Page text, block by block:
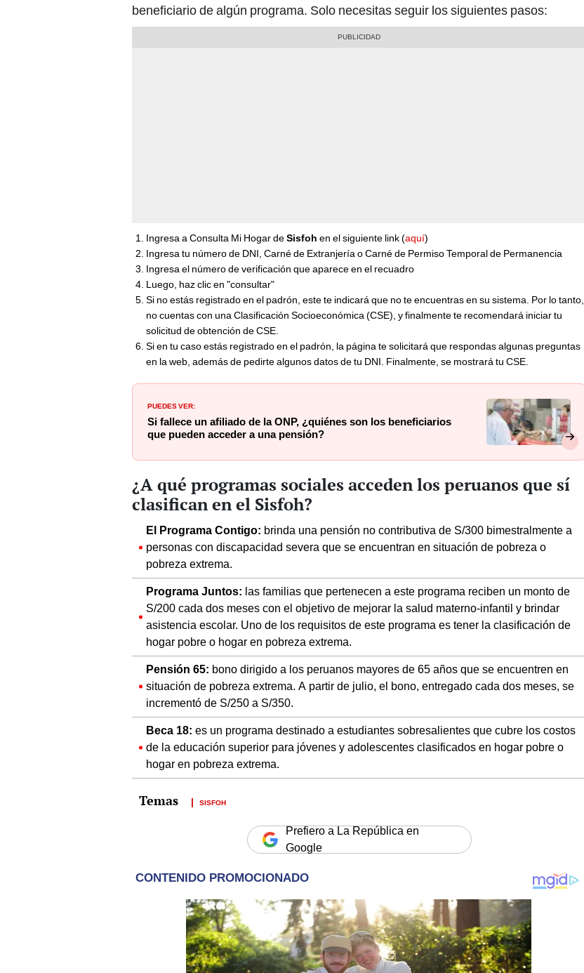
beneficiario de algún programa. Solo necesitas seguir los siguientes pasos:
Ingresa a Consulta Mi Hogar deSisfoh en el siguiente link (aquí)
Ingresa tu número de DNI, Carné de Extranjería o Carné de Permiso Temporal de Permanencia
Ingresa el número de verificación que aparece en el recuadro
Luego, haz clic en "consultar"
Si no estás registrado en el padrón, este te indicará que no te encuentras en su sistema. Por lo tanto,
no cuentas con una Clasificación Socioeconómica (CSE), y finalmente te recomendará iniciar tu
solicitud de obtención de CSE.
Si en tu caso estás registrado en el padrón, la página te solicitará que respondas algunas preguntas
en la web, además de pedirte algunos datos de tu DNI. Finalmente, se mostrará tu CSE.
PUEDES VER:
Si fallece un afiliado de la ONP, ¿quiénes son los beneficiarios
que pueden acceder a una pensión?
¿A qué programas sociales acceden los peruanos que sí
clasifican en el Sisfoh?
El Programa Contigo: brinda una pensión no contributiva de S/300 bimestralmente a
personas con discapacidad severa que se encuentran en situación de pobreza o
pobreza extrema.
Programa Juntos: las familias que pertenecen a este programa reciben un monto de
S/200 cada dos meses con el objetivo de mejorar la salud materno-infantil y brindar
asistencia escolar. Uno de los requisitos de este programa es tener la clasificación de
hogar pobre o hogar en pobreza extrema.
Pensión 65: bono dirigido a los peruanos mayores de 65 años que se encuentren en
situación de pobreza extrema. A partir de julio, el bono, entregado cada dos meses, se
incrementó de S/250 a S/350.
Beca 18: es un programa destinado a estudiantes sobresalientes que cubre los costos
de la educación superior para jóvenes y adolescentes clasificados en hogar pobre o
hogar en pobreza extrema.
SISFOH
Prefiero a La República en
Google